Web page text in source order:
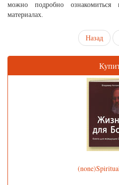
можно подробно
материалах.
Назад